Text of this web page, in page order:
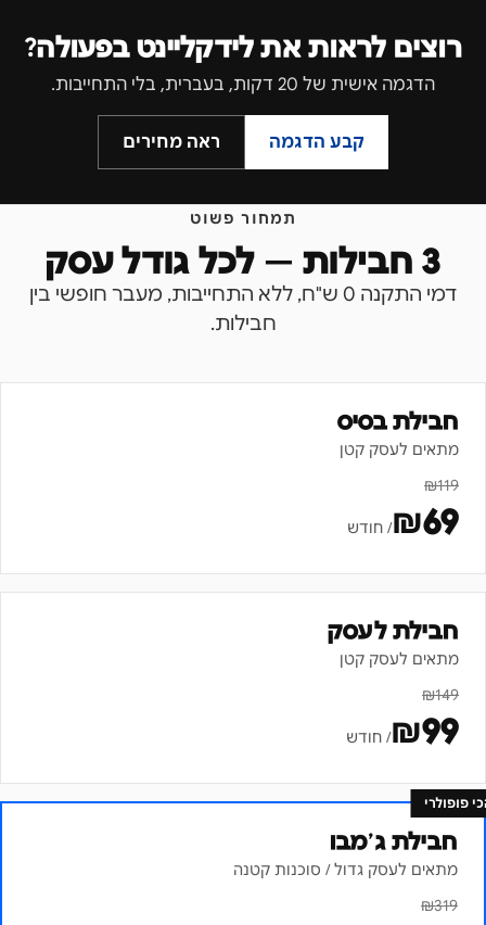
רוצים לראות את לידקליינט בפעולה?
הדגמה אישית של 20 דקות, בעברית, בלי התחייבות.
קבע הדגמה ראה מחירים
תמחור פשוט
3 חבילות — לכל גודל עסק
דמי התקנה 0 ש"ח, ללא התחייבות, מעבר חופשי בין
חבילות.
חבילת בסיס
מתאים לעסק קטן
₪119
₪69 / חודש
חבילת לעסק
מתאים לעסק קטן
₪149
₪99 / חודש
פופולרי
חבילת ג׳מבו
מתאים לעסק גדול / סוכנות קטנה
₪319